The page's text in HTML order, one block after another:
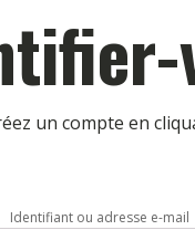
balancer
un compte en
Identifiant ou adresse e-mail